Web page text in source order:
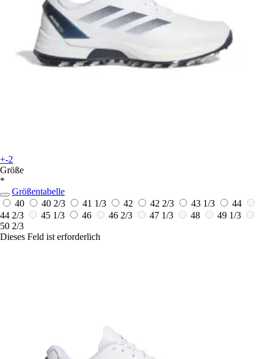
+-2
Größe
*
Größentabelle
40
40 2/3 41 1/3 42 42 2/3 43 1/3
44
44 2/3
45 1/3 46 46 2/3 47 1/3 48
49 1/3
50 2/3
Dieses Feld ist erforderlich